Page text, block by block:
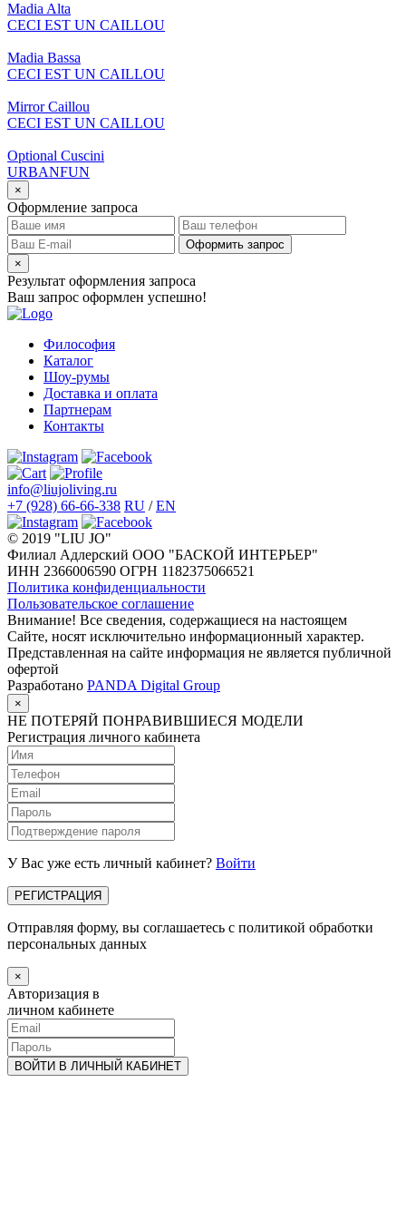
Madia Alta
CECI EST UN CAILLOU
Madia Bassa
CECI EST UN CAILLOU
Mirror Caillou
CECI EST UN CAILLOU
Optional Cuscini
URBANFUN
×
Оформление запроса
Оформить запрос
×
Результат оформления запроса
Ваш запрос оформлен успешно!
Философия
Каталог
Шоу-румы
Доставка и оплата
Партнерам
Контакты
info@liujoliving.ru
+7 (928) 66-66-338 RU /EN
© 2019 "LIU JO"
Филиал Адлерский ООО "БАСКОЙ ИНТЕРЬЕР"
ИНН 2366006590 ОГРН 1182375066521
Политика конфиденциальности
Пользовательское соглашение
Внимание! Все сведения, содержащиеся на настоящем
Сайте, носят исключительно информационный характер.
Представленная на сайте информация не является публичной
офертой
Разработано PANDA Digital Group
×
НЕ ПОТЕРЯЙ ПОНРАВИВШИЕСЯ МОДЕЛИ
Регистрация личного кабинета
У Вас уже есть личный кабинет? Войти
Отправляя форму, вы соглашаетесь с политикой обработки
персональных данных
×
Авторизация в
личном кабинете